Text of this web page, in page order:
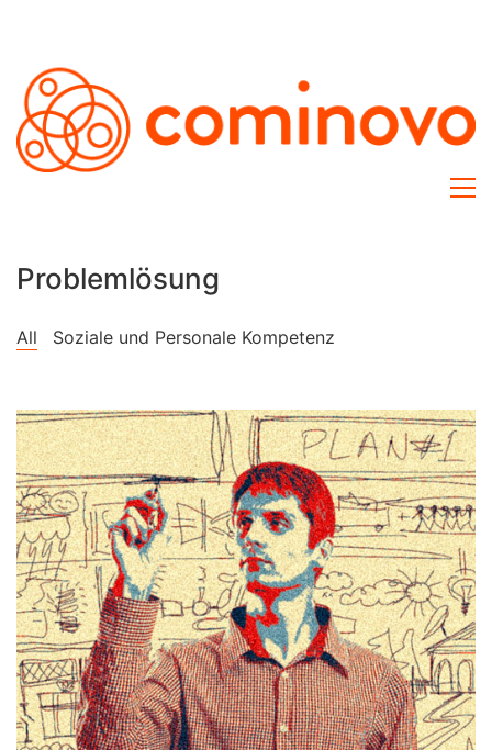
Problemlösung
All Soziale und Personale Kompetenz